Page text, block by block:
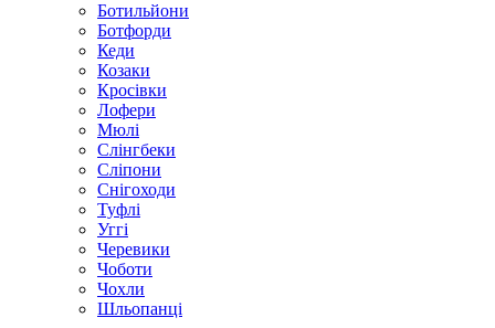
Ботильйони
Ботфорди
Кеди
Козаки
Кросівки
Лофери
Мюлі
Слінгбеки
Сліпони
Снігоходи
Туфлі
Уггі
Черевики
Чоботи
Чохли
Шльопанці